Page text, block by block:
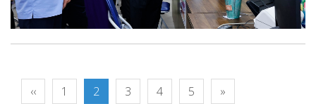
‹‹ 1 2 3 4 5 »